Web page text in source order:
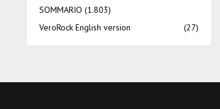
SOMMARIO (1.803)
VeroRock English version
(27)